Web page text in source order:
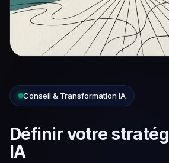
Conseil & Transformation IA
Définir votre
IA